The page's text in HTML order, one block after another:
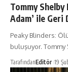
Tommy
Adam’ ile Geri
Peaky Blinders:
buluşuyor. Tommy
TarafındanEditör 19